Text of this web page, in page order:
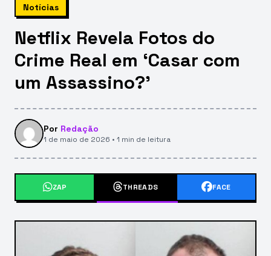
Notícias
Netflix Revela Fotos do
Crime Real em ‘Casar com
um Assassino?’
Por Redação
1 de maio de 2026 • 1 min de leitura
ZAP THREADS FACE